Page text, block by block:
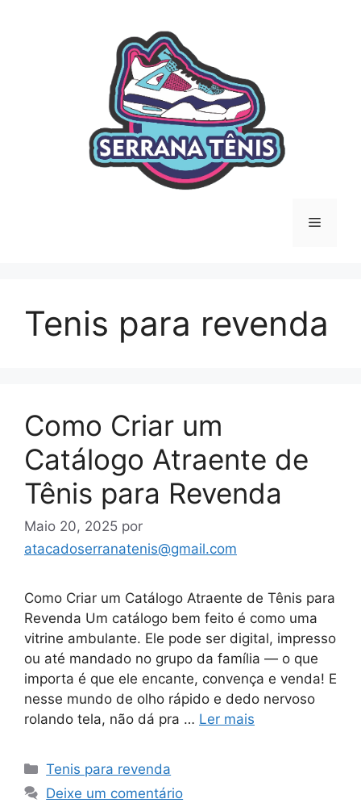
Menu
Tenis para revenda
Como Criar um
Catálogo Atraente de
Tênis para Revenda
Maio 20, 2025 por
atacadoserranatenis@gmail.com
Como Criar um Catálogo Atraente de Tênis para
Revenda Um catálogo bem feito é como uma
vitrine ambulante. Ele pode ser digital, impresso
ou até mandado no grupo da família — o que
importa é que ele encante, convença e venda! E
nesse mundo de olho rápido e dedo nervoso
rolando tela, não dá pra … Ler mais
Categorias
Tenis para revenda
Deixe um comentário